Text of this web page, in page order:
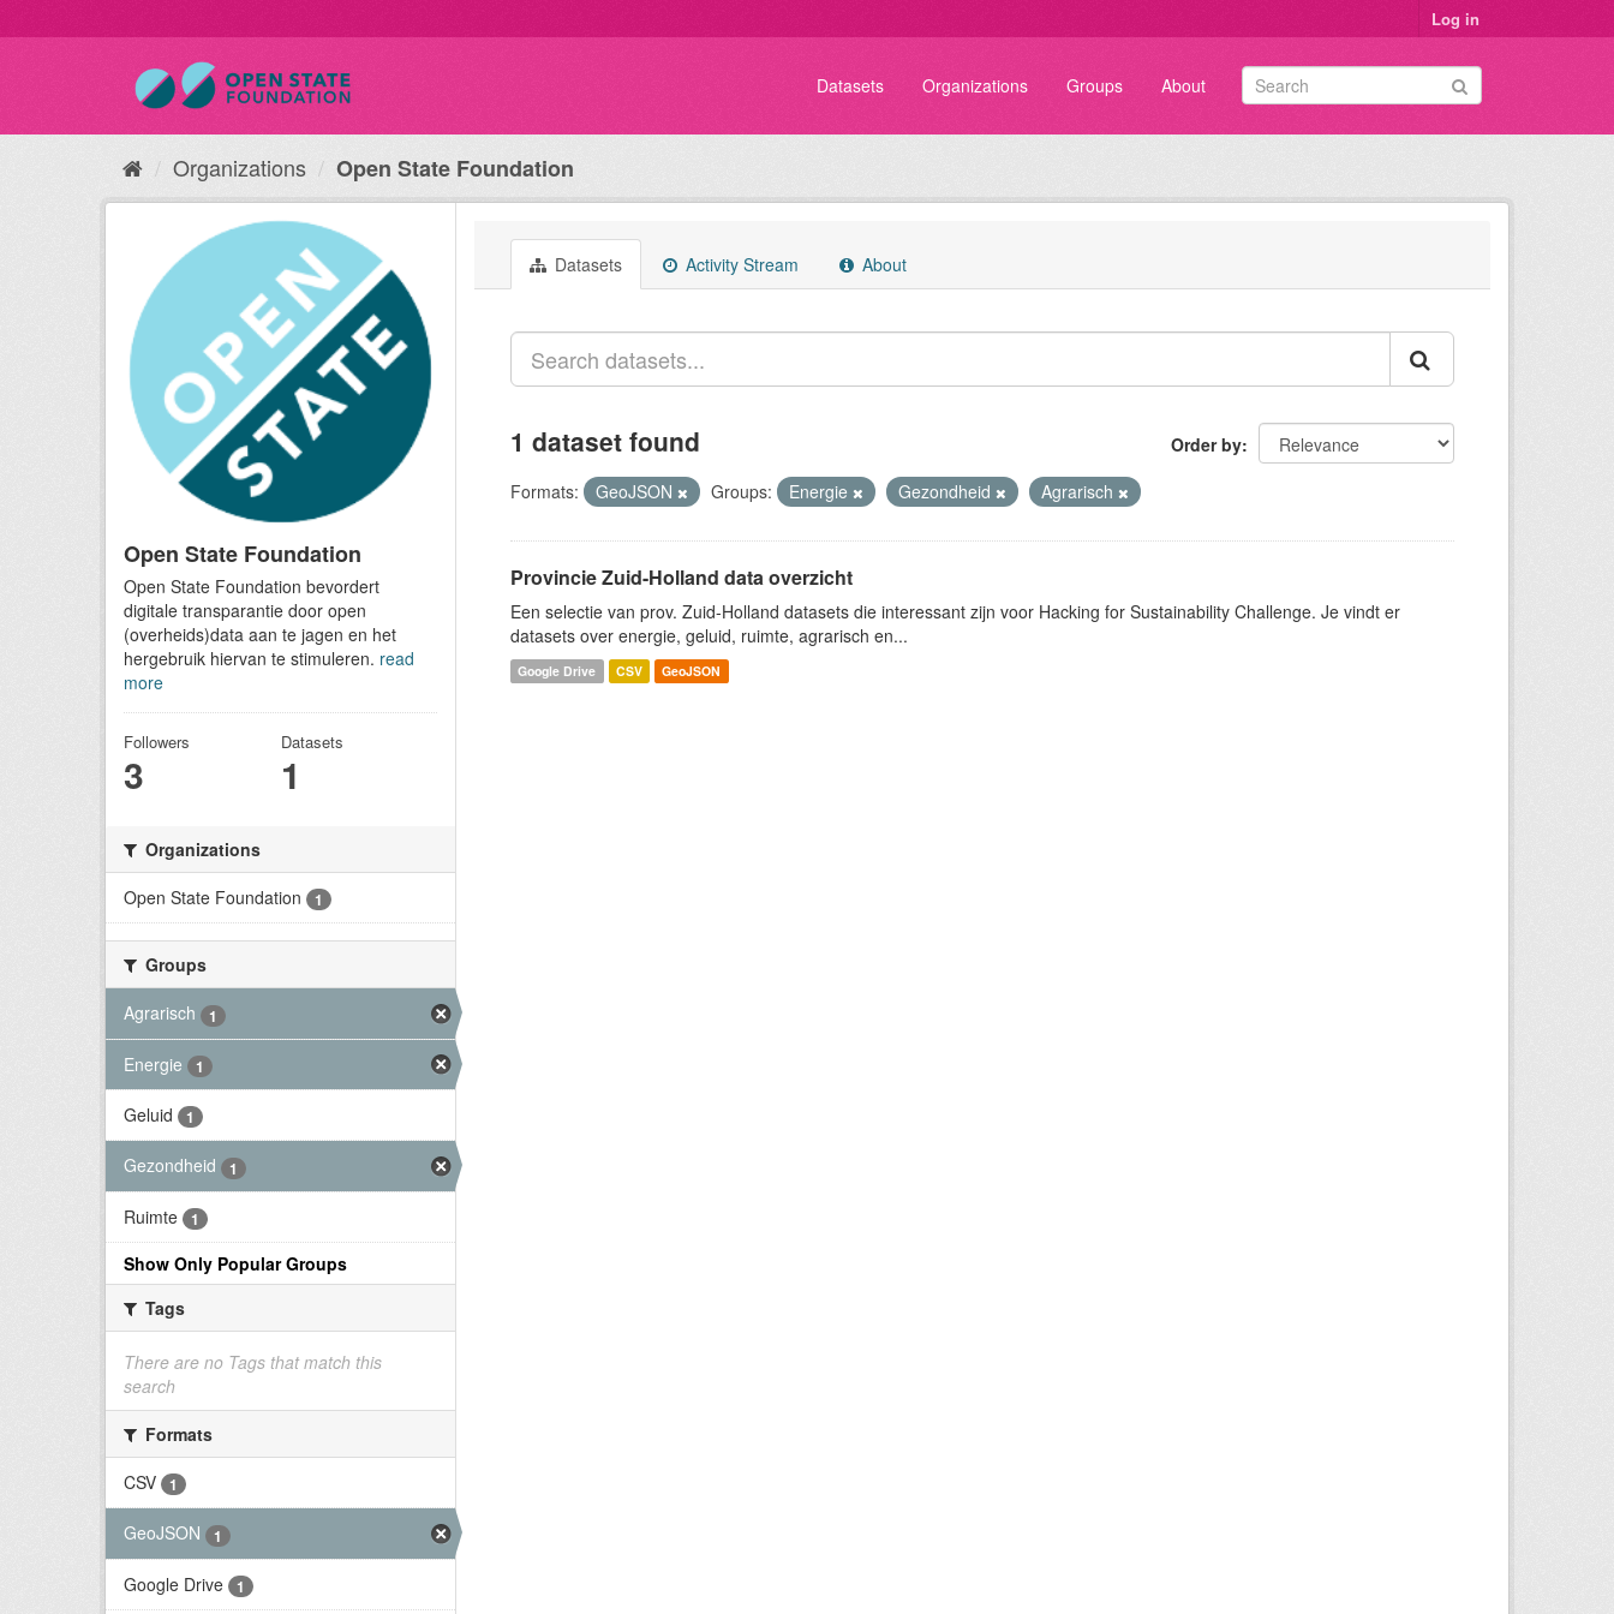
Log in
Datasets Organizations Groups About
Organizations Open State Foundation
Open State Foundation
Open State Foundation bevordert
digitale transparantie door open
(overheids)data aan te jagen en het
hergebruik hiervan te stimuleren. read
more
Followers
3
Datasets
1
Organizations
Open State Foundation
1
Groups
Agrarisch
1
Energie 1
Geluid 1
Gezondheid 1
Ruimte 1
Show Only Popular Groups
Tags
There are no Tags that match this
search
Formats
CSV
1
GeoJSON 1
Google Drive 1
Datasets Activity Stream About
Order by
1 dataset found
Formats: GeoJSON Groups: Energie Gezondheid Agrarisch
Provincie Zuid-Holland data overzicht
Een selectie van prov. Zuid-Holland datasets die interessant zijn voor Hacking for Sustainability Challenge. Je vindt er
datasets over energie, geluid, ruimte, agrarisch en...
Google Drive CSV GeoJSON